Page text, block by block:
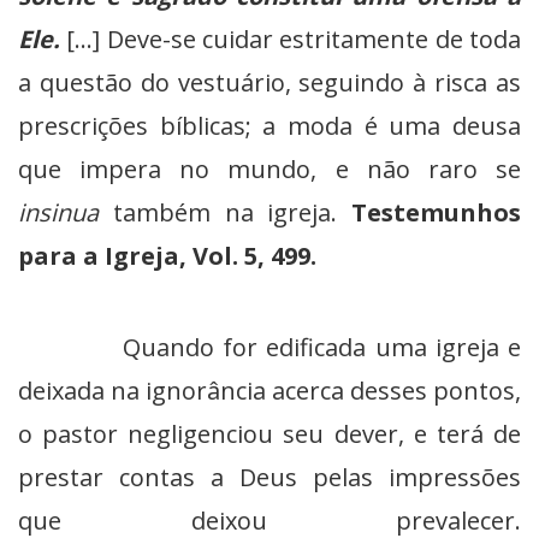
Ele. […] Deve-se cuidar estritamente de toda
a questão do vestuário, seguindo à risca as
prescrições bíblicas; a moda é uma deusa
que impera no mundo, e não raro se
insinuatambém na igreja. Testemunhos
para a Igreja, Vol. 5, 499.
Quando for edificada uma igreja e
deixada na ignorância acerca desses pontos,
o pastor negligenciou seu dever, e terá de
prestar contas a Deus pelas impressões
que deixou prevalecer.